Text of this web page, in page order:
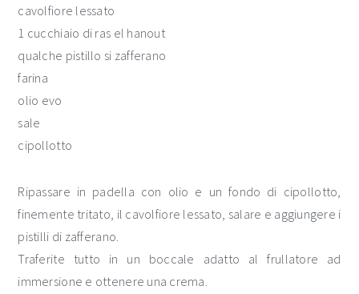
cavolfiore lessato
1 cucchiaio di ras el hanout
qualche pistillo si zafferano
farina
olio evo
sale
cipollotto
Ripassare in padella con olio e un fondo di cipollotto,
finemente tritato, il cavolfiore lessato, salare e aggiungere i
pistilli di zafferano.
Traferite tutto in un boccale adatto al frullatore ad
immersione e ottenere una crema.